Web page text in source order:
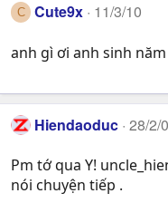
C Cute9x 11/3/10
anh gì ơi anh sinh năm
Hiendaoduc 28/2/
Pm tớ qua Y!
nói chuyện tiếp .